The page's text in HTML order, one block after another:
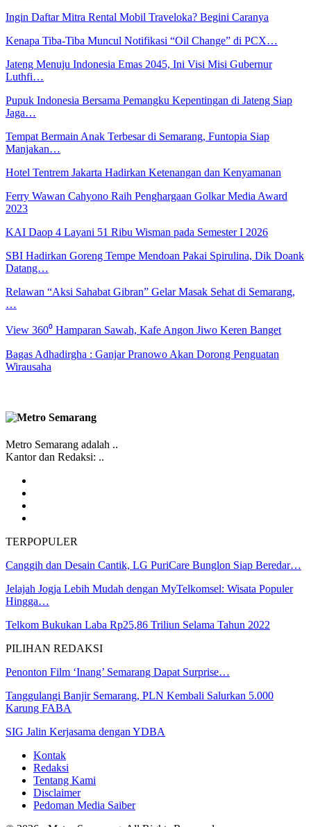
Ingin Daftar Mitra Rental Mobil Traveloka? Begini Caranya
Kenapa Tiba-Tiba Muncul Notifikasi “Oil Change” di PCX…
Jateng Menuju Indonesia Emas 2045, Ini Visi Misi Gubernur
Luthfi…
Pupuk Indonesia Bersama Pemangku Kepentingan di Jateng Siap
Jaga…
Tempat Bermain Anak Terbesar di Semarang, Funtopia Siap
Manjakan…
Hotel Tentrem Jakarta Hadirkan Ketenangan dan Kenyamanan
Ferry Wawan Cahyono Raih Penghargaan Golkar Media Award
2023
KAI Daop 4 Layani 51 Ribu Wisman pada Semester I 2026
SBI Hadirkan Goreng Tempe Mendoan Pakai Spirulina, Dik Doank
Datang…
Relawan “Aksi Sahabat Gibran” Gelar Masak Sehat di Semarang,
…
View 360⁰ Hamparan Sawah, Kafe Angon Jiwo Keren Banget
Bagas Adhadirgha : Ganjar Pranowo Akan Dorong Penguatan
Wirausaha
Metro Semarang adalah ..
Kantor dan Redaksi: ..
TERPOPULER
Canggih dan Desain Cantik, LG PuriCare Bunglon Siap Beredar…
Jelajah Jogja Lebih Mudah dengan MyTelkomsel: Wisata Populer
Hingga…
Telkom Bukukan Laba Rp25,86 Triliun Selama Tahun 2022
PILIHAN REDAKSI
Penonton Film ‘Inang’ Semarang Dapat Surprise…
Tanggulangi Banjir Semarang, PLN Kembali Salurkan 5.000
Karung FABA
SIG Jalin Kerjasama dengan YDBA
Kontak
Redaksi
Tentang Kami
Disclaimer
Pedoman Media Saiber